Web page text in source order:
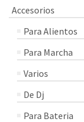
Accesorios
Para Alientos
Para Marcha
Varios
De Dj
Para Bateria